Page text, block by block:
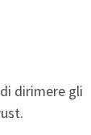
dirimere gli